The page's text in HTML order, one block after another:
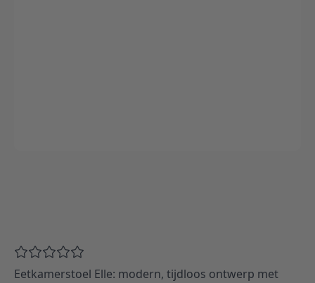
Eetkamerstoel Elle: modern, tijdloos ontwerp met